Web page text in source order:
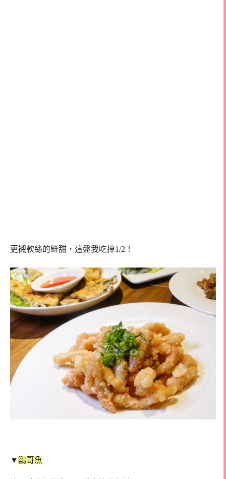
更襯軟絲的鮮甜，這盤我吃掉1/2！
▼鸚哥魚